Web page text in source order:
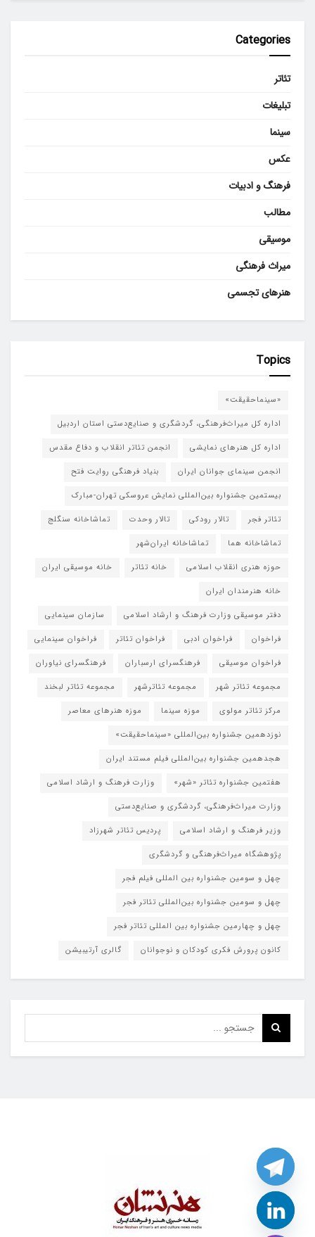
Categories
تئاتر
تبلیغات
سینما
عکس
فرهنگ و ادبیات
مطالب
موسیقی
میراث فرهنگی
هنرهای تجسمی
Topics
«سینماحقیقت»
اداره کل میراث‌فرهنگی، گردشگری و صنایع‌دستی استان اردبیل
اداره کل هنرهای نمایشی
انجمن تئاتر انقلاب و دفاع مقدس
انجمن سینمای جوانان ایران
بنیاد فرهنگی روایت فتح
بیستمین جشنواره بین‌المللی نمایش عروسکی تهران-مبارک
تئاتر فجر
تالار رودکی تالار وحدت
تماشاخانه سنگلج
تماشاخانه هما
تماشاخانه‌ ایران‌شهر
حوزه هنری انقلاب اسلامی
خانه تئاتر
خانه موسیقی ایران
خانه هنرمندان ایران
دفتر موسیقی وزارت فرهنگ و ارشاد اسلامی
سازمان سینمایی
فراخوان
فراخوان ادبی فراخوان تئاتر
فراخوان سینمایی
فراخوان موسیقی
فرهنگسرای ارسباران
فرهنگسرای نیاوران
مجموعه تئاتر شهر
مجموعه تئاترشهر
مجموعه تئاتر لبخند
مرکز تئاتر مولوی
موزه سینما
موزه هنرهای معاصر
نوزدهمین جشنواره بین‌المللی «سینماحقیقت»
هجدهمین جشنواره بین‌المللی فیلم مستند ایران
هفتمین جشنواره تئاتر «شهر»
وزارت فرهنگ و ارشاد اسلامی
وزارت میراث‌فرهنگی، گردشگری و صنایع‌دستی
وزیر فرهنگ و ارشاد اسلامی
پردیس تئاتر شهرزاد
پژوهشگاه میراث‌فرهنگی و گردشگری
چهل و سومین جشنواره بین المللی فیلم فجر
چهل و سومین جشنواره بین‌المللی تئاتر فجر
چهل و چهارمین جشنواره بین المللی تئاتر فجر
کانون پرورش فکری کودکان و نوجوانان
گالری آرتیبیشن